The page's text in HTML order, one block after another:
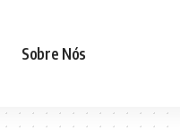
Sobre Nós